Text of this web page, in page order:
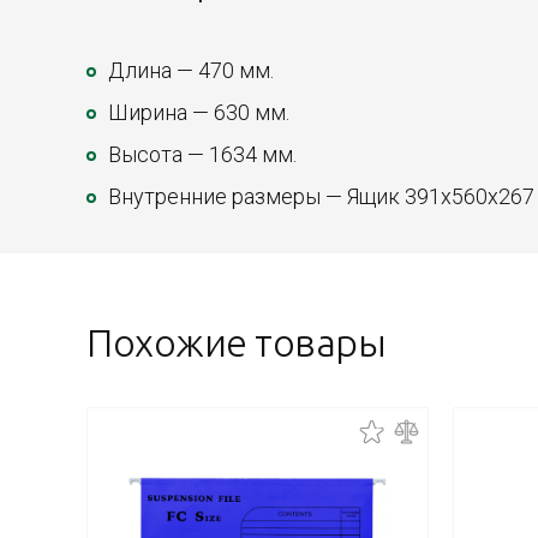
Длина — 470 мм.
Ширина — 630 мм.
Высота — 1634 мм.
Внутренние размеры — Ящик
Похожие товары